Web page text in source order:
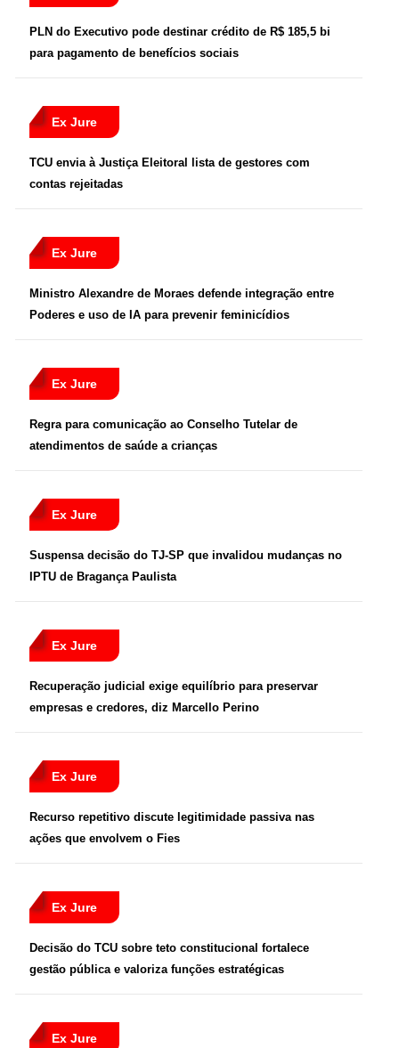
PLN do Executivo pode destinar crédito de R$ 185,5 bi
para pagamento de benefícios sociais
Ex Jure
TCU envia à Justiça Eleitoral lista de gestores com
contas rejeitadas
Ex Jure
Ministro Alexandre de Moraes defende integração entre
Poderes e uso de IA para prevenir feminicídios
Ex Jure
Regra para comunicação ao Conselho Tutelar de
atendimentos de saúde a crianças
Ex Jure
Suspensa decisão do TJ-SP que invalidou mudanças no
IPTU de Bragança Paulista
Ex Jure
Recuperação judicial exige equilíbrio para preservar
empresas e credores, diz Marcello Perino
Ex Jure
Recurso repetitivo discute legitimidade passiva nas
ações que envolvem o Fies
Ex Jure
Decisão do TCU sobre teto constitucional fortalece
gestão pública e valoriza funções estratégicas
Ex Jure